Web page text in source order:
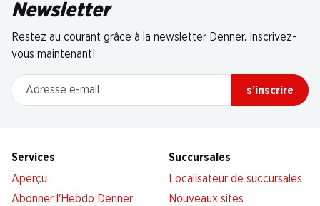
Newsletter
Restez au courant grâce à la newsletter Denner. Inscrivez-
vous maintenant!
Adresse e-mail
s’inscrire
Services
Aperçu
Abonner l'Hebdo Denner
Succursales
Localisateur de succursales
Nouveaux sites